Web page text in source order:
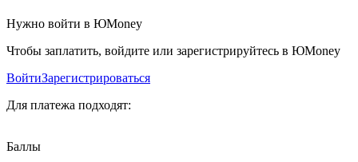
Нужно войти в ЮMoney
Чтобы заплатить, войдите или зарегистрируйтесь в ЮMoney
ВойтиЗарегистрироваться
Для платежа подходят:
Баллы